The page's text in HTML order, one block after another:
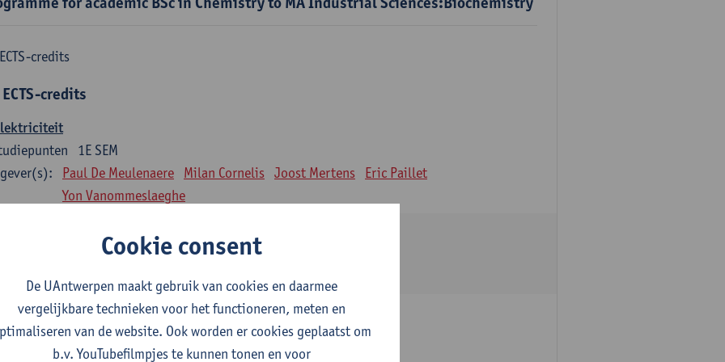
credits
credits
1E SEM
Paul De Meulenaere Milan Cornelis Joost Mertens
Eric Paillet
Yon Vanommeslaeghe
1E SEM
1E SEM
Jasmine Meysman Maarten Thys
Cookie consent
De UAntwerpen maakt gebruik van cookies en daarmee
vergelijkbare technieken voor het functioneren, meten en
van de website. Ook worden er cookies geplaatst om
b.v. YouTubefilmpjes te kunnen tonen en voor